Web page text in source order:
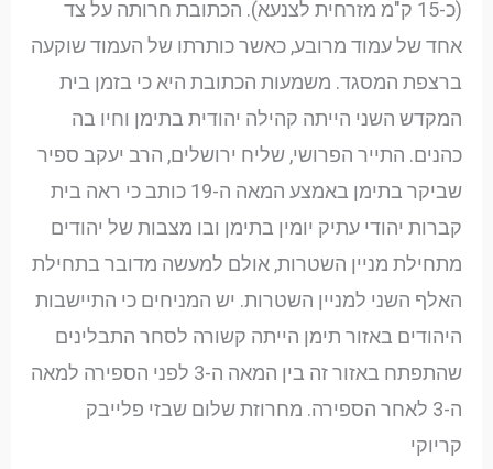
(כ-15 ק"מ מזרחית לצנעא). הכתובת חרותה על צד
אחד של עמוד מרובע, כאשר כותרתו של העמוד שוקעה
ברצפת המסגד. משמעות הכתובת היא כי בזמן בית
המקדש השני הייתה קהילה יהודית בתימן וחיו בה
כהנים. התייר הפרושי, שליח ירושלים, הרב יעקב ספיר
שביקר בתימן באמצע המאה ה-19 כותב כי ראה בית
קברות יהודי עתיק יומין בתימן ובו מצבות של יהודים
מתחילת מניין השטרות, אולם למעשה מדובר בתחילת
האלף השני למניין השטרות. יש המניחים כי התיישבות
היהודים באזור תימן הייתה קשורה לסחר התבלינים
שהתפתח באזור זה בין המאה ה-3 לפני הספירה למאה
ה-3 לאחר הספירה. מחרוזת שלום שבזי פלייבק
קריוקי